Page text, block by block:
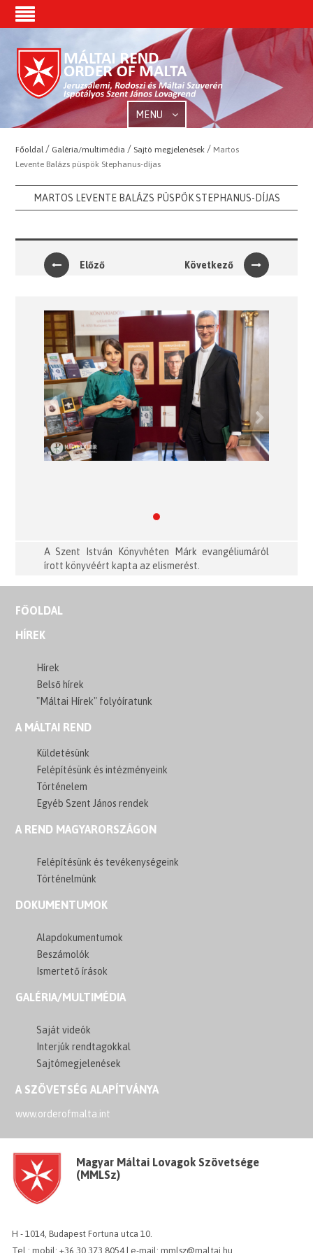
MENU
Főoldal / Galéria/multimédia / Sajtó megjelenések / Martos
Levente Balázs püspök Stephanus-díjas
MARTOS LEVENTE BALÁZS PÜSPÖK STEPHANUS-DÍJAS
Előző Következő
Previous
A Szent István Könyvhéten Márk evangéliumáról
írott könyvéért kapta az elismerést.
FŐOLDAL
HÍREK
Hírek
Belső hírek
"Máltai Hírek" folyóíratunk
A MÁLTAI REND
Küldetésünk
Felépítésünk és intézményeink
Történelem
Egyéb Szent János rendek
A REND MAGYARORSZÁGON
Felépítésünk és tevékenységeink
Történelmünk
DOKUMENTUMOK
Alapdokumentumok
Beszámolók
Ismertető írások
GALÉRIA/MULTIMÉDIA
Saját videók
Interjúk rendtagokkal
Sajtómegjelenések
A SZÖVETSÉG ALAPÍTVÁNYA
www.orderofmalta.int
Magyar Máltai Lovagok Szövetsége
(MMLSz)
H - 1014, Budapest Fortuna utca 10.
Tel.: mobil: +36 30 373 8054 | e-mail: mmlsz@maltai.hu